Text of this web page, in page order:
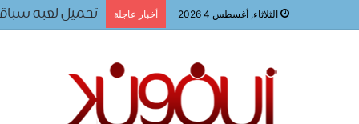
الثلاثاء, أغسطس 4 2026 أخبار عاجلة تحميل لعبه